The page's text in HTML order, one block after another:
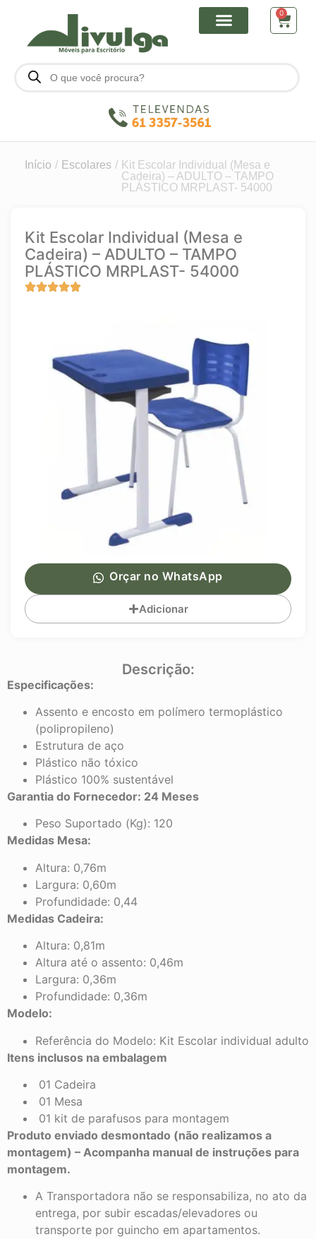
0
Início / Escolares / Kit Escolar Individual (Mesa e
Cadeira) – ADULTO – TAMPO
PLÁSTICO MRPLAST- 54000
Kit Escolar Individual (Mesa e
Cadeira) – ADULTO – TAMPO
PLÁSTICO MRPLAST- 54000
Orçar no WhatsApp
Adicionar
Descrição:
Especificações:
Assento e encosto em polímero termoplástico
(polipropileno)
Estrutura de aço
Plástico não tóxico
Plástico 100% sustentável
Garantia do Fornecedor: 24 Meses
Peso Suportado (Kg): 120
Medidas Mesa:
Altura: 0,76m
Largura: 0,60m
Profundidade: 0,44
Medidas Cadeira:
Altura: 0,81m
Altura até o assento: 0,46m
Largura: 0,36m
Profundidade: 0,36m
Modelo:
Referência do Modelo: Kit Escolar individual adulto
Itens inclusos na embalagem
01 Cadeira
01 Mesa
01 kit de parafusos para montagem
Produto enviado desmontado (não realizamos a
montagem) – Acompanha manual de instruções para
montagem.
A Transportadora não se responsabiliza, no ato da
entrega, por subir escadas/elevadores ou
transporte por guincho em apartamentos.